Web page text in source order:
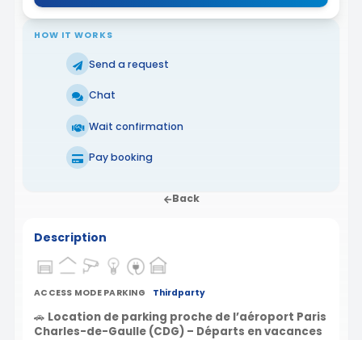
HOW IT WORKS
Send a request
Chat
Wait confirmation
Pay booking
Back
Description
ACCESS MODE PARKING Thirdparty
🚗 Location de parking proche de l’aéroport Paris
Charles-de-Gaulle (CDG) – Départs en vacances